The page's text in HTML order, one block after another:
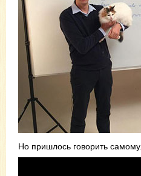
Но пришлось говорить самому.